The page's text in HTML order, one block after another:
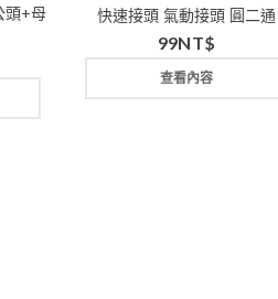
頭+母
快速接頭 氣動接頭 圓二通
99NT$
查看內容